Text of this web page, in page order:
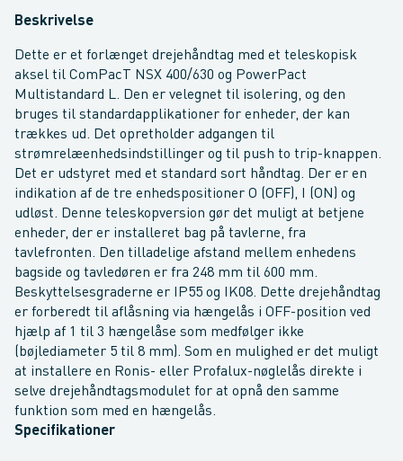
Beskrivelse
Dette er et forlænget drejehåndtag med et teleskopisk
aksel til ComPacT NSX 400/630 og PowerPact
Multistandard L. Den er velegnet til isolering, og den
bruges til standardapplikationer for enheder, der kan
trækkes ud. Det opretholder adgangen til
strømrelæenhedsindstillinger og til push to trip-knappen.
Det er udstyret med et standard sort håndtag. Der er en
indikation af de tre enhedspositioner O (OFF), I (ON) og
udløst. Denne teleskopversion gør det muligt at betjene
enheder, der er installeret bag på tavlerne, fra
tavlefronten. Den tilladelige afstand mellem enhedens
bagside og tavledøren er fra 248 mm til 600 mm.
Beskyttelsesgraderne er IP55 og IK08. Dette drejehåndtag
er forberedt til aflåsning via hængelås i OFF-position ved
hjælp af 1 til 3 hængelåse som medfølger ikke
(bøjlediameter 5 til 8 mm). Som en mulighed er det muligt
at installere en Ronis- eller Profalux-nøglelås direkte i
selve drejehåndtagsmodulet for at opnå den samme
funktion som med en hængelås.
Specifikationer